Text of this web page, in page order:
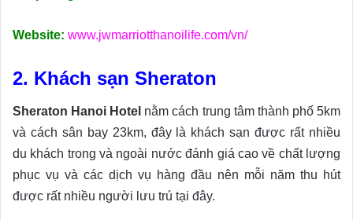
Website: www.jwmarriotthanoilife.com/vn/
2. Khách sạn Sheraton
Sheraton Hanoi Hotel nằm cách trung tâm thành phố 5km
và cách sân bay 23km, đây là khách sạn được rất nhiều
du khách trong và ngoài nước đánh giá cao về chất lượng
phục vụ và các dịch vụ hàng đầu nên mỗi năm thu hút
được rất nhiều người lưu trú tại đây.